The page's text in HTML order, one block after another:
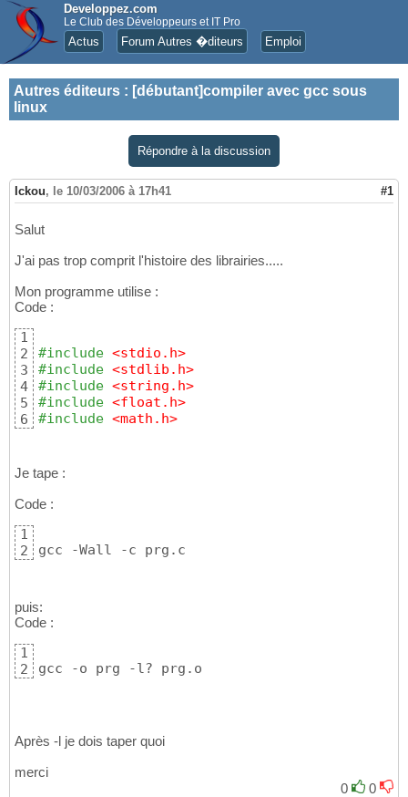
Developpez.com
Le Club des Développeurs et IT Pro
Actus Forum Autres �diteurs Emploi
Autres éditeurs : [débutant]compiler avec gcc sous
linux
Répondre à la discussion
Ickou, le 10/03/2006 à 17h41 #1
Salut
J'ai pas trop comprit l'histoire des librairies.....
Mon programme utilise :
Code :
1
2
3
4
5
6
#include <stdio.h>
#include <stdlib.h>
#include <string.h>
#include <float.h>
#include <math.h>
Je tape :
Code :
1
2
gcc -Wall -c prg.c
puis:
Code :
1
2
gcc -o prg -l? prg.o
Après -l je dois taper quoi
merci
0
0